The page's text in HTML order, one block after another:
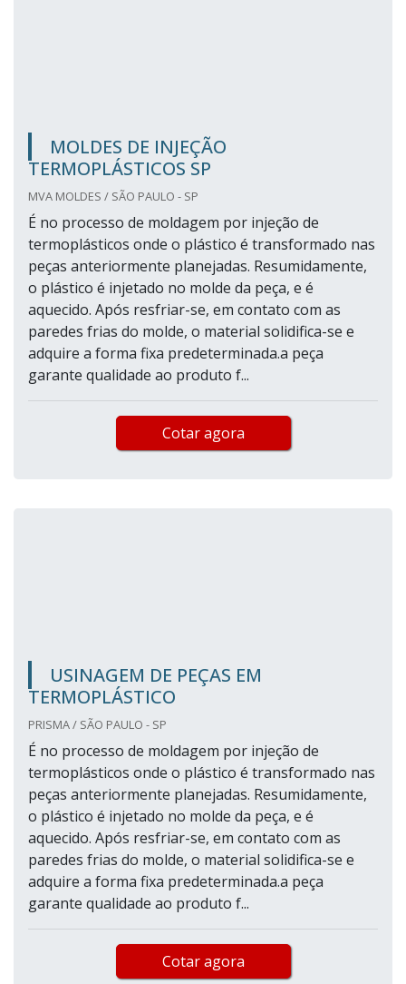
MOLDES DE INJEÇÃO
TERMOPLÁSTICOS SP
MVA MOLDES / SÃO PAULO - SP
É no processo de moldagem por injeção de
termoplásticos onde o plástico é transformado nas
peças anteriormente planejadas. Resumidamente,
o plástico é injetado no molde da peça, e é
aquecido. Após resfriar-se, em contato com as
paredes frias do molde, o material solidifica-se e
adquire a forma fixa predeterminada.a peça
garante qualidade ao produto f...
Cotar agora
USINAGEM DE PEÇAS EM
TERMOPLÁSTICO
PRISMA / SÃO PAULO - SP
É no processo de moldagem por injeção de
termoplásticos onde o plástico é transformado nas
peças anteriormente planejadas. Resumidamente,
o plástico é injetado no molde da peça, e é
aquecido. Após resfriar-se, em contato com as
paredes frias do molde, o material solidifica-se e
adquire a forma fixa predeterminada.a peça
garante qualidade ao produto f...
Cotar agora